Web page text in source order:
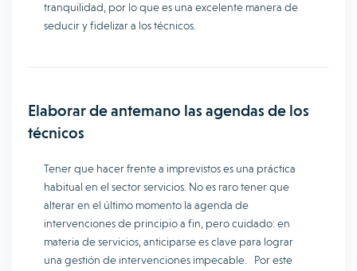
tranquilidad, por lo que es una excelente manera de
seducir y fidelizar a los técnicos.
Elaborar de antemano las agendas de los
técnicos
Tener que hacer frente a imprevistos es una práctica
habitual en el sector servicios. No es raro tener que
alterar en el último momento la agenda de
intervenciones de principio a fin, pero cuidado: en
materia de servicios, anticiparse es clave para lograr
una gestión de intervenciones impecable. Por este